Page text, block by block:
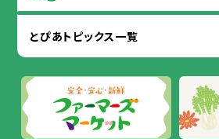
とぴあトピックス一覧